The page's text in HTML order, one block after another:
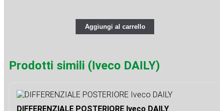
Aggiungi al carrello
Prodotti simili (Iveco DAILY)
DIFFERENZIALE POSTERIORE Iveco DAILY